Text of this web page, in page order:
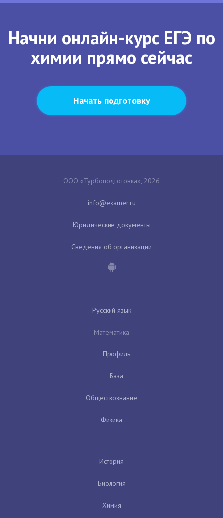
Начни онлайн-курс ЕГЭ по
химии прямо сейчас
Начать подготовку
ООО «Турбоподготовка», 2026
Юридические документы
Сведения об организации
Русский язык
Математика
Профиль
База
Обществознание
Физика
История
Биология
Химия